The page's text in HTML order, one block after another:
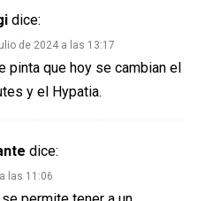
dice:
de 2024 a las 13:17
pinta que hoy se cambian el
y el Hypatia.
dice:
las 11:06